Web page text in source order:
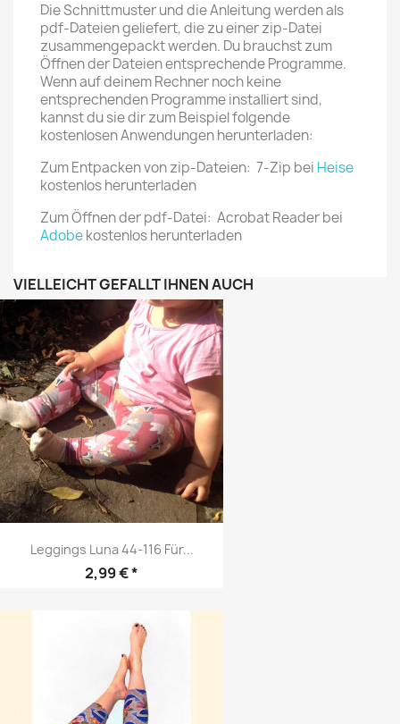
Die Schnittmuster und die Anleitung werden als
pdf-Dateien geliefert, die zu einer zip-Datei
zusammengepackt werden. Du brauchst zum
Öffnen der Dateien entsprechende Programme.
Wenn auf deinem Rechner noch keine
entsprechenden Programme installiert sind,
kannst du sie dir zum Beispiel folgende
kostenlosen Anwendungen herunterladen:
Zum Entpacken von zip-Dateien: 7-Zip bei Heise
kostenlos herunterladen
Zum Öffnen der pdf-Datei: Acrobat Reader bei
Adobekostenlos herunterladen
VIELLEICHT GEFÄLLT IHNEN AUCH
Leggings Luna 44-116 Für...
Preis
2,99 € *